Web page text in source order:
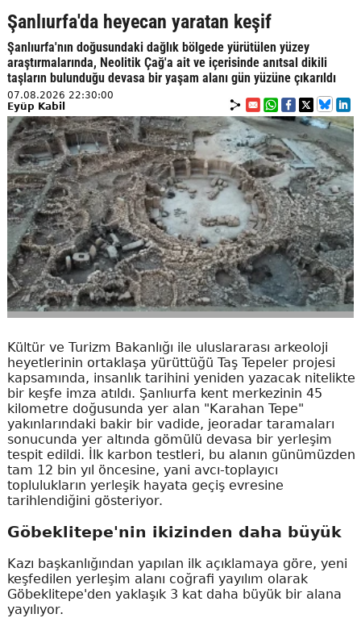
Şanlıurfa'da heyecan yaratan keşif
Şanlıurfa'nın doğusundaki dağlık bölgede yürütülen yüzey
araştırmalarında, Neolitik Çağ'a ait ve içerisinde anıtsal dikili
taşların bulunduğu devasa bir yaşam alanı gün yüzüne çıkarıldı
07.08.2026 22:30:00
Eyüp Kabil
Kültür ve Turizm Bakanlığı ile uluslararası arkeoloji
heyetlerinin ortaklaşa yürüttüğü Taş Tepeler projesi
kapsamında, insanlık tarihini yeniden yazacak nitelikte
bir keşfe imza atıldı. Şanlıurfa kent merkezinin 45
kilometre doğusunda yer alan "Karahan Tepe"
yakınlarındaki bakir bir vadide, jeoradar taramaları
sonucunda yer altında gömülü devasa bir yerleşim
tespit edildi. İlk karbon testleri, bu alanın günümüzden
tam 12 bin yıl öncesine, yani avcı-toplayıcı
toplulukların yerleşik hayata geçiş evresine
tarihlendiğini gösteriyor.
Göbeklitepe'nin ikizinden daha büyük
Kazı başkanlığından yapılan ilk açıklamaya göre, yeni
keşfedilen yerleşim alanı coğrafi yayılım olarak
Göbeklitepe'den yaklaşık 3 kat daha büyük bir alana
yayılıyor.